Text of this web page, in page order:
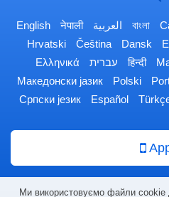
English नेपाली العربية বাংলা
Hrvatski
Čeština Dansk
Ελληνικά
עברית हिन्दी
Македонски јазик
Polski
Српски језик
Español
Ми використовуємо файли cookie